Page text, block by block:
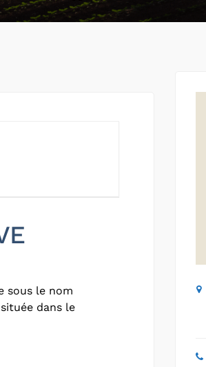
sous le nom
dans le